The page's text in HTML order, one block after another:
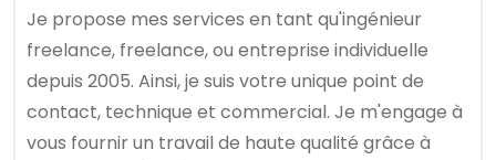
Je propose mes services en tant qu'ingénieur
freelance, freelance, ou entreprise individuelle
depuis 2005. Ainsi, je suis votre unique point de
contact, technique et commercial. Je m'engage à
vous fournir un travail de haute qualité grâce à